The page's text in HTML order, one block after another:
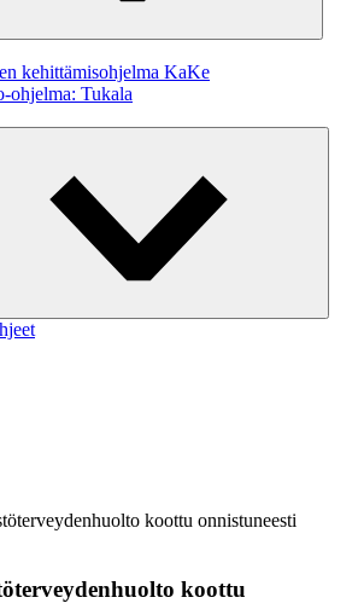
kehittämisohjelma KaKe
ohjelma: Tukala
koottu onnistuneesti
koottu